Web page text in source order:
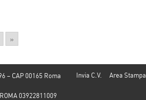
»
Invia C.V. Area Stampa
– CAP 00165 Roma
03922811009